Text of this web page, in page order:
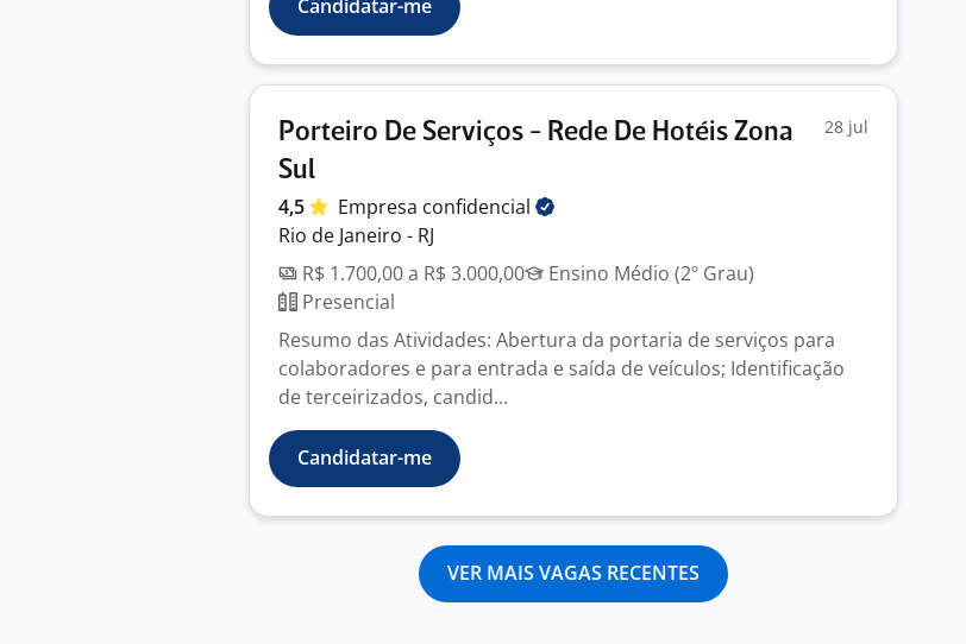
Candidatar-me
Porteiro De Serviços - Rede De Hotéis Zona
Sul
28 jul
4,5 Empresa confidencial
Rio de Janeiro - RJ
R$ 1.700,00 a R$ 3.000,00
Ensino Médio (2º Grau)
Presencial
Resumo das Atividades: Abertura da portaria de serviços para
colaboradores e para entrada e saída de veículos; Identificação
de terceirizados, candid...
Candidatar-me
VER MAIS VAGAS RECENTES